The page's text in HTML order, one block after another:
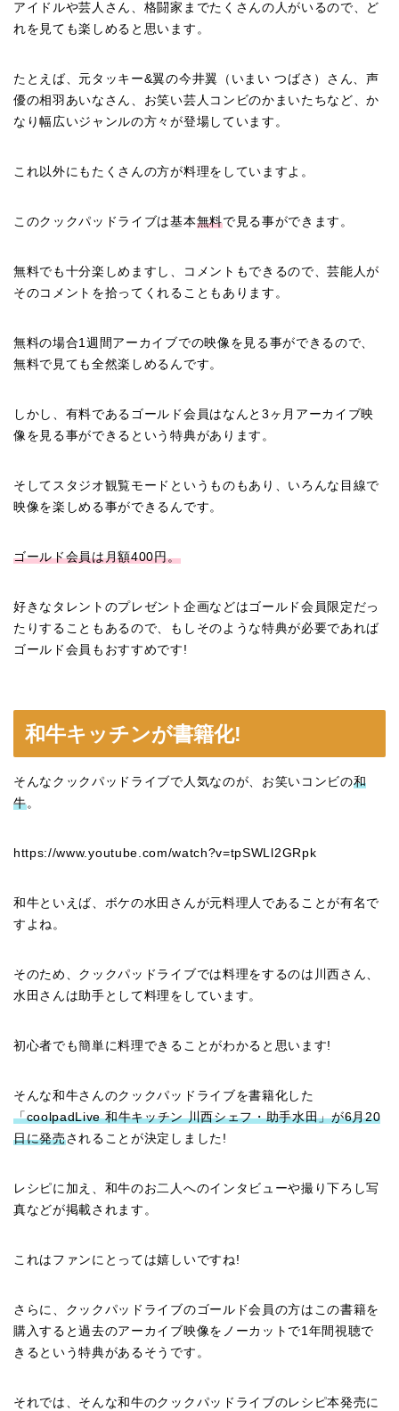
アイドルや芸人さん、格闘家までたくさんの人がいるので、ど
れを見ても楽しめると思います。
たとえば、元タッキー&翼の今井翼（いまい つばさ）さん、声
優の相羽あいなさん、お笑い芸人コンビのかまいたちなど、か
なり幅広いジャンルの方々が登場しています。
これ以外にもたくさんの方が料理をしていますよ。
このクックパッドライブは基本無料で見る事ができます。
無料でも十分楽しめますし、コメントもできるので、芸能人が
そのコメントを拾ってくれることもあります。
無料の場合1週間アーカイブでの映像を見る事ができるので、
無料で見ても全然楽しめるんです。
しかし、有料であるゴールド会員はなんと3ヶ月アーカイブ映
像を見る事ができるという特典があります。
そしてスタジオ観覧モードというものもあり、いろんな目線で
映像を楽しめる事ができるんです。
ゴールド会員は月額400円。
好きなタレントのプレゼント企画などはゴールド会員限定だっ
たりすることもあるので、もしそのような特典が必要であれば
ゴールド会員もおすすめです!
和牛キッチンが書籍化!
そんなクックパッドライブで人気なのが、お笑いコンビの和
牛。
https://www.youtube.com/watch?v=tpSWLl2GRpk
和牛といえば、ボケの水田さんが元料理人であることが有名で
すよね。
そのため、クックパッドライブでは料理をするのは川西さん、
水田さんは助手として料理をしています。
初心者でも簡単に料理できることがわかると思います!
そんな和牛さんのクックパッドライブを書籍化した
「coolpadLive 和牛キッチン 川西シェフ・助手水田」が6月20
日に発売されることが決定しました!
レシピに加え、和牛のお二人へのインタビューや撮り下ろし写
真などが掲載されます。
これはファンにとっては嬉しいですね!
さらに、クックパッドライブのゴールド会員の方はこの書籍を
購入すると過去のアーカイブ映像をノーカットで1年間視聴で
きるという特典があるそうです。
それでは、そんな和牛のクックパッドライブのレシピ本発売に